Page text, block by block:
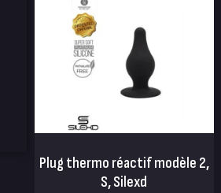
Plug thermo réactif modèle 2,
S, Silexd